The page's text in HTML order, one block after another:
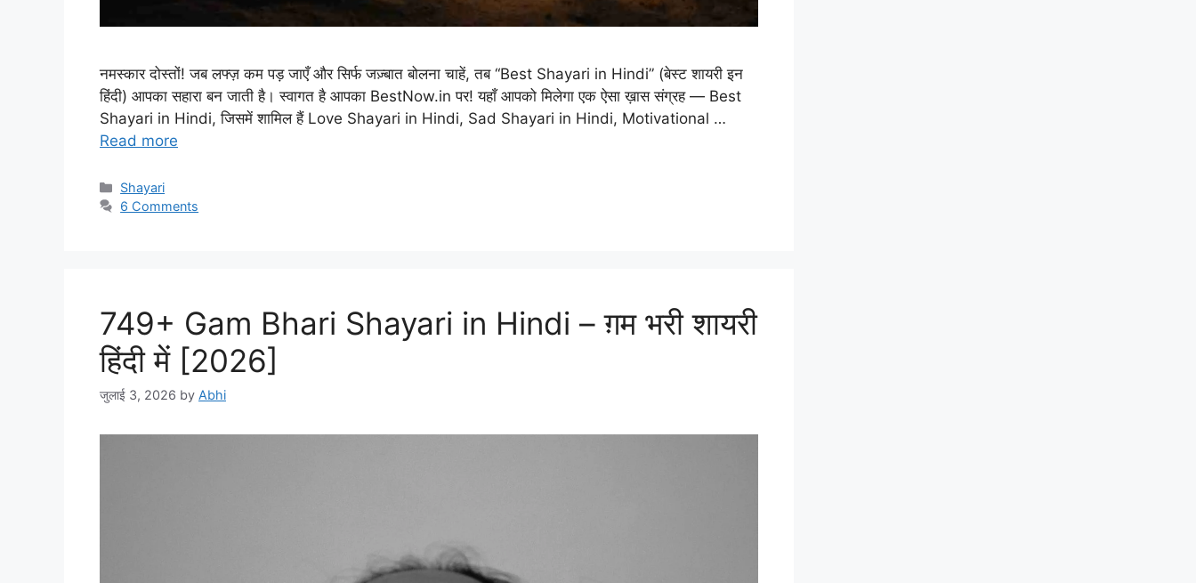
नमस्कार दोस्तों! जब लफ्ज़ कम पड़ जाएँ और सिर्फ जज़्बात बोलना चाहें, तब “Best Shayari in Hindi” (बेस्ट शायरी इन
हिंदी) आपका सहारा बन जाती है। स्वागत है आपका BestNow.in पर! यहाँ आपको मिलेगा एक ऐसा ख़ास संग्रह — Best
Shayari in Hindi, जिसमें शामिल हैं Love Shayari in Hindi, Sad Shayari in Hindi, Motivational …
Read more
Categories
Shayari
6 Comments
749+ Gam Bhari Shayari in Hindi – ग़म भरी शायरी
हिंदी में [2026]
जुलाई 3, 2026 by Abhi